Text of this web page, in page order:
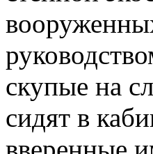
скупые на
сидят в